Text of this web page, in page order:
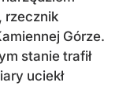
rzecznik
Górze.
stanie trafił
uciekł